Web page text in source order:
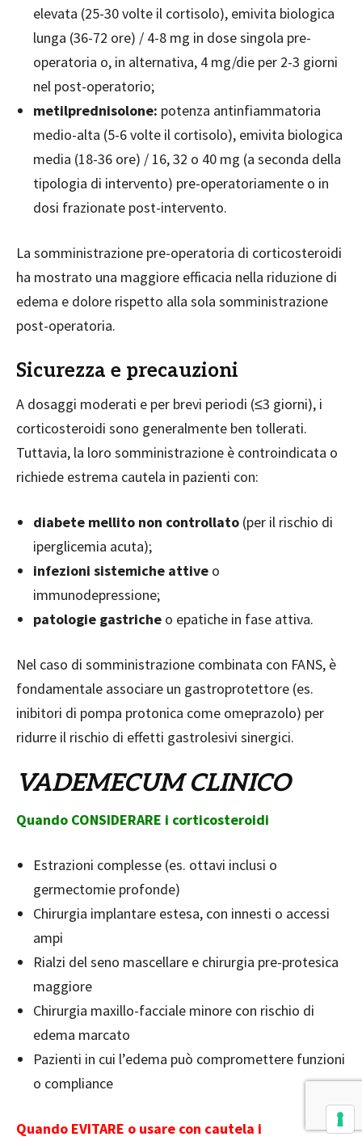
elevata (25-30 volte il cortisolo), emivita biologica
lunga (36-72 ore) / 4-8 mg in dose singola pre-
operatoria o, in alternativa, 4 mg/die per 2-3 giorni
nel post-operatorio;
metilprednisolone: potenza antinfiammatoria
medio-alta (5-6 volte il cortisolo), emivita biologica
media (18-36 ore) / 16, 32 o 40 mg (a seconda della
tipologia di intervento) pre-operatoriamente o in
dosi frazionate post-intervento.
La somministrazione pre-operatoria di corticosteroidi
ha mostrato una maggiore efficacia nella riduzione di
edema e dolore rispetto alla sola somministrazione
post-operatoria.
Sicurezza e precauzioni
A dosaggi moderati e per brevi periodi (≤3 giorni), i
corticosteroidi sono generalmente ben tollerati.
Tuttavia, la loro somministrazione è controindicata o
richiede estrema cautela in pazienti con:
diabete mellito non controllato (per il rischio di
iperglicemia acuta);
infezioni sistemiche attive o
immunodepressione;
patologie gastriche o epatiche in fase attiva.
Nel caso di somministrazione combinata con FANS, è
fondamentale associare un gastroprotettore (es.
inibitori di pompa protonica come omeprazolo) per
ridurre il rischio di effetti gastrolesivi sinergici.
VADEMECUM CLINICO
Quando CONSIDERARE i corticosteroidi
Estrazioni complesse (es. ottavi inclusi o
germectomie profonde)
Chirurgia implantare estesa, con innesti o accessi
ampi
Rialzi del seno mascellare e chirurgia pre-protesica
maggiore
Chirurgia maxillo-facciale minore con rischio di
edema marcato
Pazienti in cui l’edema può compromettere funzioni
o compliance
Quando EVITARE o usare con cautela i